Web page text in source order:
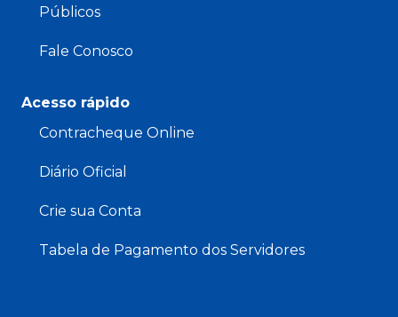
Públicos
Fale Conosco
Acesso rápido
Contracheque Online
Diário Oficial
Crie sua Conta
Tabela de Pagamento dos Servidores